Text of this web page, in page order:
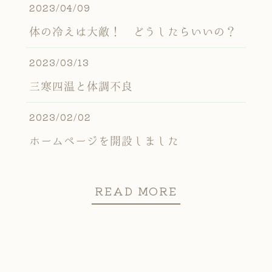
2023/04/09
体の冷えは大敵！ どうしたらいいの？
2023/03/13
三寒四温と体調不良
2023/02/02
ホームページを開設しました
READ MORE